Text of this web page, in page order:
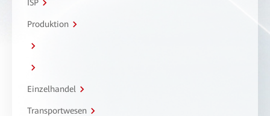
ISP
Produktion
Einzelhandel
Transportwesen